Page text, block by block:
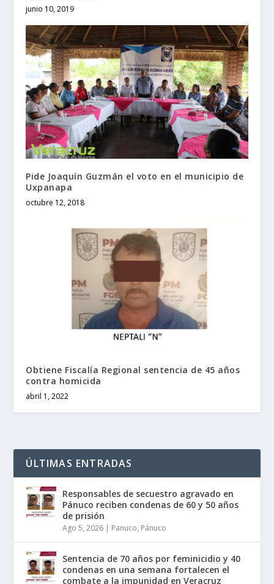
junio 10, 2019
Pide Joaquín Guzmán el voto en el municipio de
Uxpanapa
octubre 12, 2018
Obtiene Fiscalía Regional sentencia de 45 años
contra homicida
abril 1, 2022
ÚLTIMAS ENTRADAS
Responsables de secuestro agravado en
Pánuco reciben condenas de 60 y 50 años
de prisión
Ago 5, 2026 | Panuco, Pánuco
Sentencia de 70 años por feminicidio y 40
condenas en una semana fortalecen el
combate a la impunidad en Veracruz